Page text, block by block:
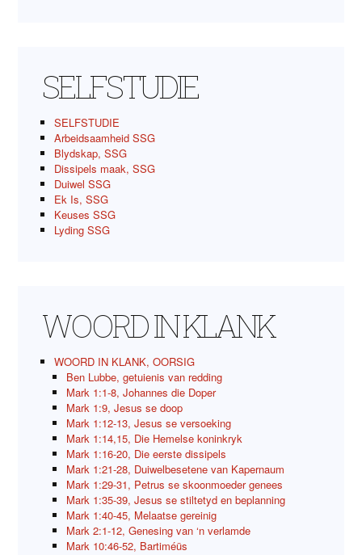
SELFSTUDIE
SELFSTUDIE
Arbeidsaamheid SSG
Blydskap, SSG
Dissipels maak, SSG
Duiwel SSG
Ek Is, SSG
Keuses SSG
Lyding SSG
WOORD IN KLANK
WOORD IN KLANK, OORSIG
Ben Lubbe, getuienis van redding
Mark 1:1-8, Johannes die Doper
Mark 1:9, Jesus se doop
Mark 1:12-13, Jesus se versoeking
Mark 1:14,15, Die Hemelse koninkryk
Mark 1:16-20, Die eerste dissipels
Mark 1:21-28, Duiwelbesetene van Kapernaum
Mark 1:29-31, Petrus se skoonmoeder genees
Mark 1:35-39, Jesus se stiltetyd en beplanning
Mark 1:40-45, Melaatse gereinig
Mark 2:1-12, Genesing van ‘n verlamde
Mark 10:46-52, Bartiméüs